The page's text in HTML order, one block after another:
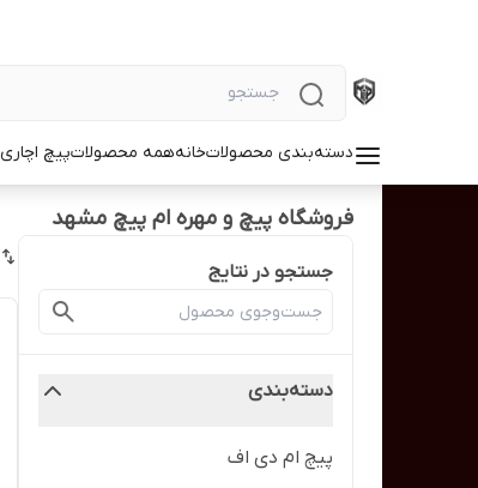
دسته‌بندی محصولاتخانههمه محصولاتپیچ اچاری
فروشگاه پیچ و مهره ام پیچ مشهد
جستجو در نتایج
دسته‌بندی
پیچ ام دی اف